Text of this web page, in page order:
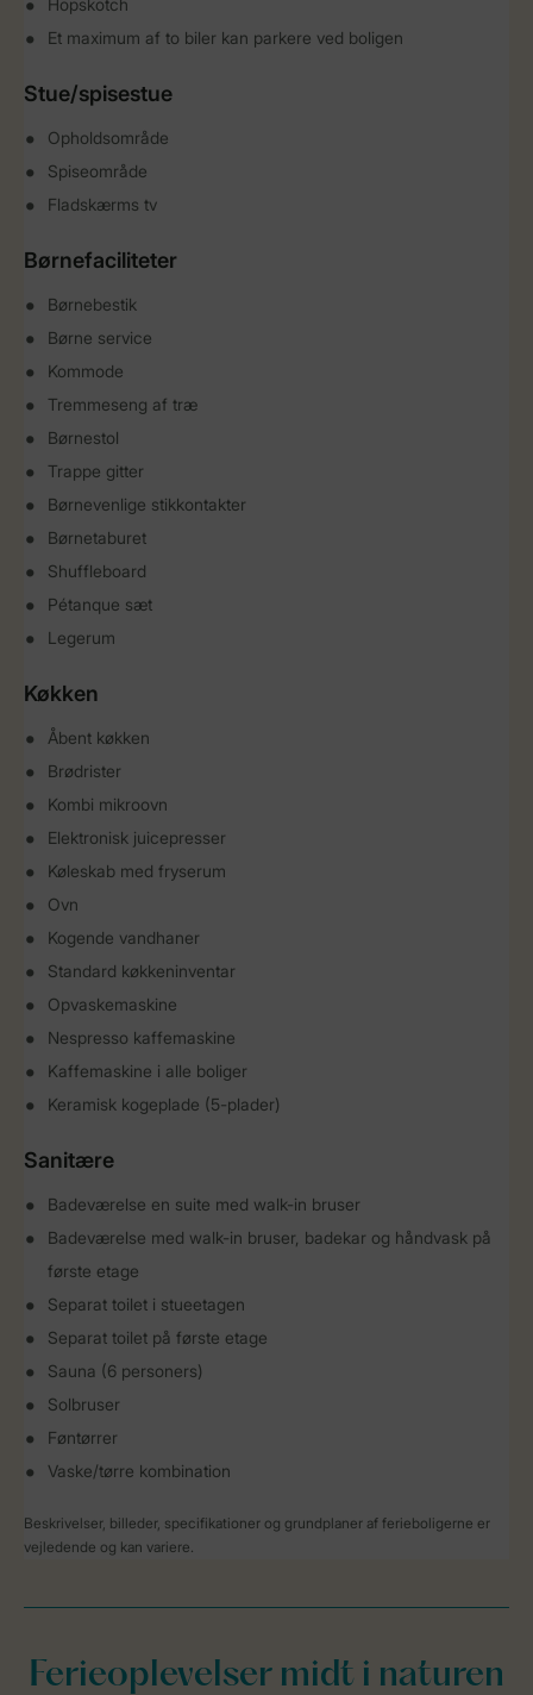
Hopskotch
Et maximum af to biler kan parkere ved boligen
Stue/spisestue
Opholdsområde
Spiseområde
Fladskærms tv
Børnefaciliteter
Børnebestik
Børne service
Kommode
Tremmeseng af træ
Børnestol
Trappe gitter
Børnevenlige stikkontakter
Børnetaburet
Shuffleboard
Pétanque sæt
Legerum
Køkken
Åbent køkken
Brødrister
Kombi mikroovn
Elektronisk juicepresser
Køleskab med fryserum
Ovn
Kogende vandhaner
Standard køkkeninventar
Opvaskemaskine
Nespresso kaffemaskine
Kaffemaskine i alle boliger
Keramisk kogeplade (5-plader)
Sanitære
Badeværelse en suite med walk-in bruser
Badeværelse med walk-in bruser, badekar og håndvask på
første etage
Separat toilet i stueetagen
Separat toilet på første etage
Sauna (6 personers)
Solbruser
Føntørrer
Vaske/tørre kombination
Beskrivelser, billeder, specifikationer og grundplaner af ferieboligerne er
vejledende og kan variere.
Ferieoplevelser midt i naturen